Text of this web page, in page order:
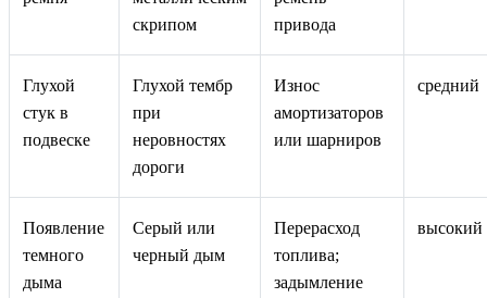
скрипом
привода
Глухой
стук в
подвеске
Глухой тембр
при
неровностях
дороги
Износ
амортизаторов
или шарниров
средний
Появление
темного
дыма
Серый или
черный дым
Перерасход
топлива;
задымление
высокий